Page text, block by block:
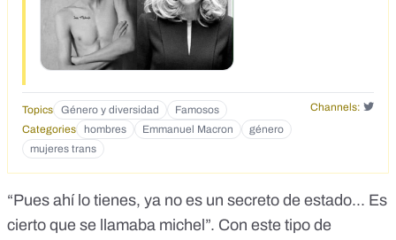
Topics Género y diversidad Famosos
Channels:
Categories
hombres Emmanuel Macron
género
mujeres trans
“Pues ahí lo tienes, ya no es un secreto de estado... Es
cierto que se llamaba michel”. Con este tipo de